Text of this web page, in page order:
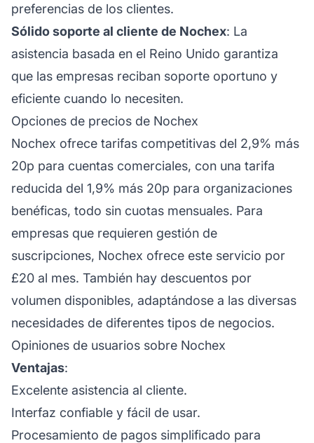
preferencias de los clientes.
Sólido soporte al cliente de Nochex: La
asistencia basada en el Reino Unido garantiza
que las empresas reciban soporte oportuno y
eficiente cuando lo necesiten.
Opciones de precios de Nochex
Nochex ofrece tarifas competitivas del 2,9% más
20p para cuentas comerciales, con una tarifa
reducida del 1,9% más 20p para organizaciones
benéficas, todo sin cuotas mensuales. Para
empresas que requieren gestión de
suscripciones, Nochex ofrece este servicio por
£20 al mes. También hay descuentos por
volumen disponibles, adaptándose a las diversas
necesidades de diferentes tipos de negocios.
Opiniones de usuarios sobre Nochex
Ventajas:
Excelente asistencia al cliente.
Interfaz confiable y fácil de usar.
Procesamiento de pagos simplificado para